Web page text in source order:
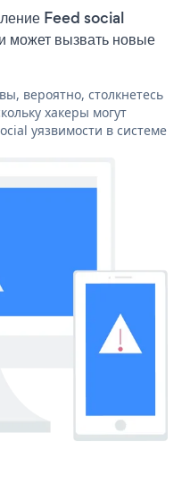
Feed social
может вызвать новые
вероятно, столкнетесь
хакеры могут
уязвимости в системе